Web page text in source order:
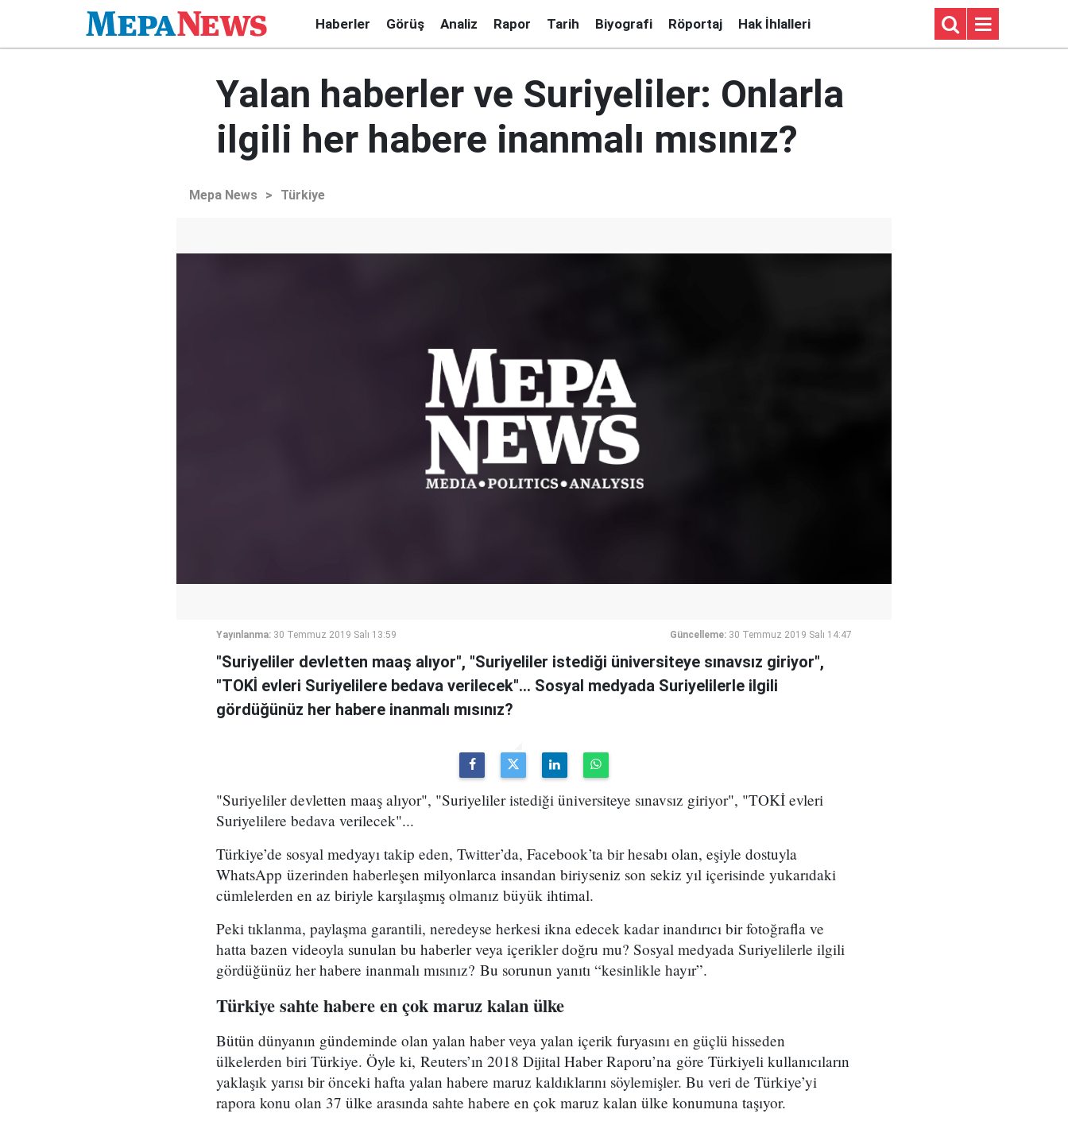
Haberler Görüş Analiz Rapor Tarih Biyografi Röportaj Hak İhlalleri
Yalan haberler ve Suriyeliler: Onlarla
ilgili her habere inanmalı mısınız?
Mepa News > Türkiye
Yayınlanma: 30 Temmuz 2019 Salı 13:59 Güncelleme: 30 Temmuz 2019 Salı 14:47
"Suriyeliler devletten maaş alıyor", "Suriyeliler istediği üniversiteye sınavsız giriyor",
"TOKİ evleri Suriyelilere bedava verilecek"... Sosyal medyada Suriyelilerle ilgili
gördüğünüz her habere inanmalı mısınız?
"Suriyeliler devletten maaş alıyor", "Suriyeliler istediği üniversiteye sınavsız giriyor", "TOKİ evleri
Suriyelilere bedava verilecek"...
Türkiye’de sosyal medyayı takip eden, Twitter’da, Facebook’ta bir hesabı olan, eşiyle dostuyla
WhatsApp üzerinden haberleşen milyonlarca insandan biriyseniz son sekiz yıl içerisinde yukarıdaki
cümlelerden en az biriyle karşılaşmış olmanız büyük ihtimal.
Peki tıklanma, paylaşma garantili, neredeyse herkesi ikna edecek kadar inandırıcı bir fotoğrafla ve
hatta bazen videoyla sunulan bu haberler veya içerikler doğru mu? Sosyal medyada Suriyelilerle ilgili
gördüğünüz her habere inanmalı mısınız? Bu sorunun yanıtı “kesinlikle hayır”.
Türkiye sahte habere en çok maruz kalan ülke
Bütün dünyanın gündeminde olan yalan haber veya yalan içerik furyasını en güçlü hisseden
ülkelerden biri Türkiye. Öyle ki, Reuters’ın 2018 Dijital Haber Raporu’na göre Türkiyeli kullanıcıların
yaklaşık yarısı bir önceki hafta yalan habere maruz kaldıklarını söylemişler. Bu veri de Türkiye’yi
rapora konu olan 37 ülke arasında sahte habere en çok maruz kalan ülke konumuna taşıyor.